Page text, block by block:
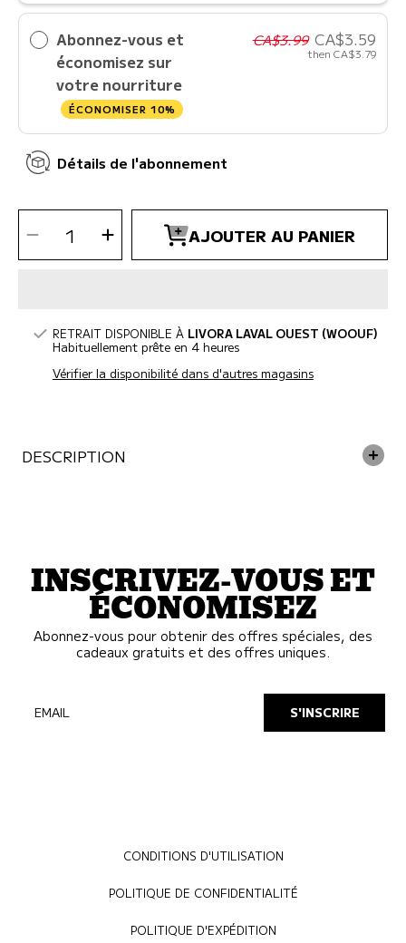
Abonnez-vous et
économisez sur
votre nourriture
ÉCONOMISER 10%
CA$3.99 CA$3.59
then CA$3.79
Détails de l'abonnement
SÉLECTIONNEZ
LA
QUANTITÉ
Diminuer
la
quantité
pour
pour
chiens
Augmenter
la
quantité
pour
pour
chiens
AJOUTER AU PANIER
RETRAIT DISPONIBLE À LIVORA LAVAL OUEST (WOOUF)
Habituellement prête en 4 heures
Vérifier la disponibilité dans d'autres magasins
DESCRIPTION
INSCRIVEZ-VOUS ET
ÉCONOMISEZ
Abonnez-vous pour obtenir des offres spéciales, des
cadeaux gratuits et des offres uniques.
EMAIL S'INSCRIRE
CONDITIONS D'UTILISATION
POLITIQUE DE CONFIDENTIALITÉ
POLITIQUE D'EXPÉDITION